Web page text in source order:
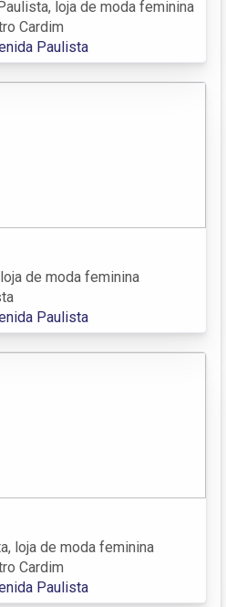
loja de moda feminina
Cardim
Paulista
de moda feminina
Paulista
loja de moda feminina
Cardim
Paulista